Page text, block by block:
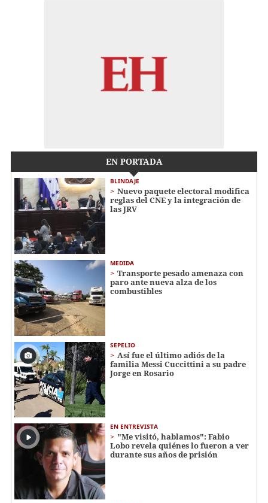
EN PORTADA
BLINDAJE
Nuevo paquete electoral modifica
reglas del CNE y la integración de
las JRV
MEDIDA
Transporte pesado amenaza con
paro ante nueva alza de los
combustibles
SEPELIO
Así fue el último adiós de la
familia Messi Cuccittini a su padre
Jorge en Rosario
EN ENTREVISTA
"Me visitó, hablamos": Fabio
Lobo revela quiénes lo fueron a ver
durante sus años de prisión